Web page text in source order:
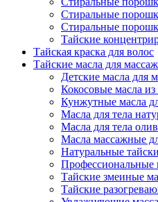
Стиральные
Стиральные
Тайские
Тайская краска для волос
Тайские масла для
Детские масла для
Кокосовые масла
Кунжутные масла
Масла для тела
Масла для тела
Масла массажные
Натуральные
Профессиональные
Тайские змеиные
Тайские